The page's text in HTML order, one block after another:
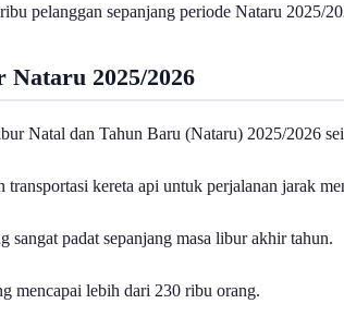
pelanggan sepanjang periode Nataru 2025/
2025/2026
Natal dan Tahun Baru (Nataru) 2025/2026
kereta api untuk perjalanan jarak
sangat padat sepanjang masa libur akhir tahun.
mencapai lebih dari 230 ribu orang.